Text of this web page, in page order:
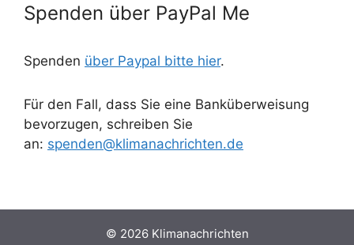
Spenden über PayPal Me
Spenden über Paypal bitte hier.
Für den Fall, dass Sie eine Banküberweisung
bevorzugen, schreiben Sie
an: spenden@klimanachrichten.de
© 2026 Klimanachrichten